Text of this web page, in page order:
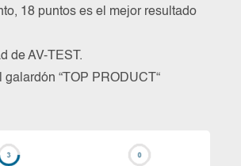
18 puntos es el mejor resultado
de AV-TEST.
“TOP PRODUCT“